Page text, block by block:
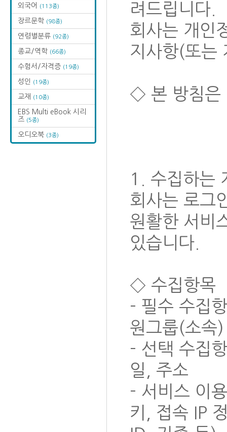
외국어 (113종)
장르문학 (98종)
연령별분류 (92종)
종교/역학 (66종)
수험서/자격증 (19종)
성인 (19종)
교재 (10종)
EBS Multi eBook 시리
즈 (5종)
오디오북 (3종)
려드립니다.
회사는 개인
지사항(또는
◇ 본 방침은
1. 수집하는
회사는 로그
원활한 서비
있습니다.
◇ 수집항목
- 필수 수집
원그룹(소속)
- 선택 수집
일, 주소
- 서비스 이
키, 접속 IP